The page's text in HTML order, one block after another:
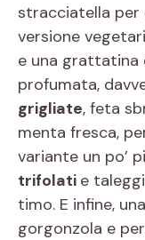
stracciatella per
versione
e una grattatina
profumata,
grigliate, feta
menta fresca,
variante un po’
trifolati e
timo. E infine,
gorgonzola e